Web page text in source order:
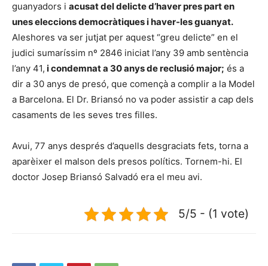
guanyadors i acusat del delicte d’haver pres part en
unes eleccions democràtiques i haver-les guanyat.
Aleshores va ser jutjat per aquest “greu delicte” en el
judici sumaríssim nº 2846 iniciat l’any 39 amb sentència
l’any 41, i condemnat a 30 anys de reclusió major; és a
dir a 30 anys de presó, que començà a complir a la Model
a Barcelona. El Dr. Briansó no va poder assistir a cap dels
casaments de les seves tres filles.
Avui, 77 anys després d’aquells desgraciats fets, torna a
aparèixer el malson dels presos polítics. Tornem-hi. El
doctor Josep Briansó Salvadó era el meu avi.
5/5 - (1 vote)